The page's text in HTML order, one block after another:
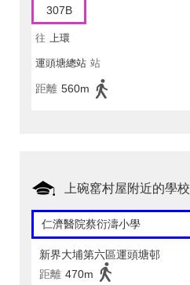
307B
往 上環
運頭塘總站 站
距離 560m
上碗窰村屋附近的學校
仁濟醫院蔡衍濤小學
新界大埔第六區運頭塘邨
距離 470m